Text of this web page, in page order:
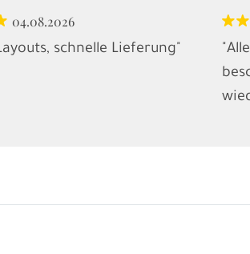
04.08.2026
schnelle Lieferung"